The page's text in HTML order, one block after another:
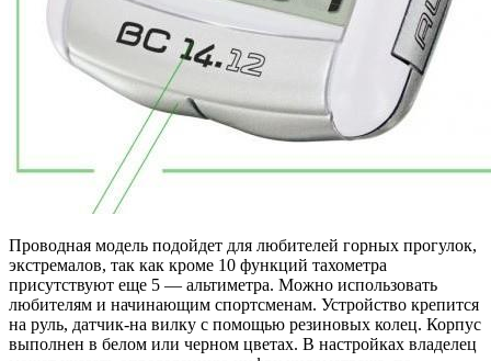
Проводная модель подойдет для любителей горных прогулок,
экстремалов, так как кроме 10 функций тахометра
присутствуют еще 5 — альтиметра. Можно использовать
любителям и начинающим спортсменам. Устройство крепится
на руль, датчик-на вилку с помощью резиновых колец. Корпус
выполнен в белом или черном цветах. В настройках владелец